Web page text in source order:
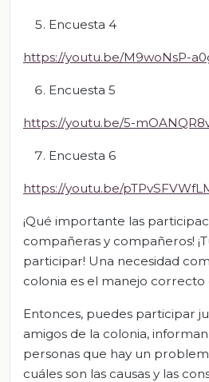
Encuesta 4
https://youtu.be/M9woNsP-
Encuesta 5
https://youtu.be/5-
Encuesta 6
https://youtu.be/
¡Qué importante las
compañeras y compañeros!
participar! Una necesidad
colonia es el manejo correcto
Entonces, puedes participar
amigos de la colonia,
personas que hay un
cuáles son las causas y las